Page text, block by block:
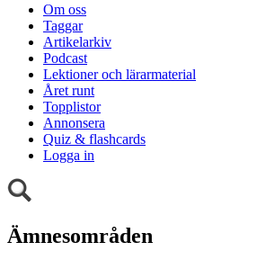
Om oss
Taggar
Artikelarkiv
Podcast
Lektioner och lärarmaterial
Året runt
Topplistor
Annonsera
Quiz & flashcards
Logga in
Ämnesområden